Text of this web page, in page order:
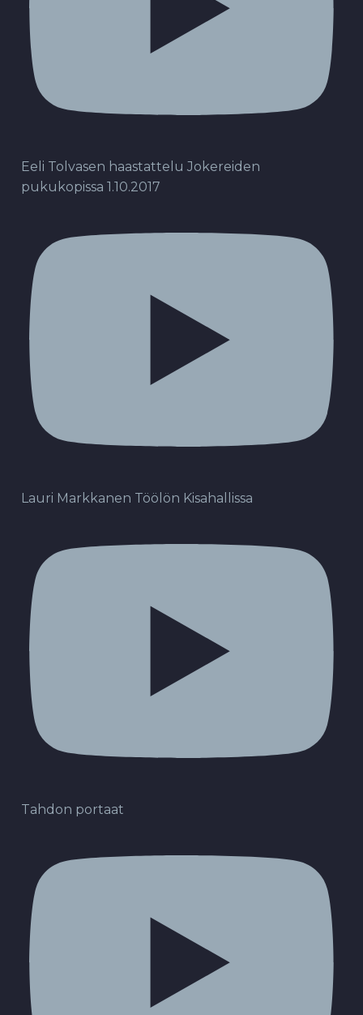
Eeli Tolvasen haastattelu Jokereiden
pukukopissa 1.10.2017
Lauri Markkanen Töölön Kisahallissa
Tahdon portaat